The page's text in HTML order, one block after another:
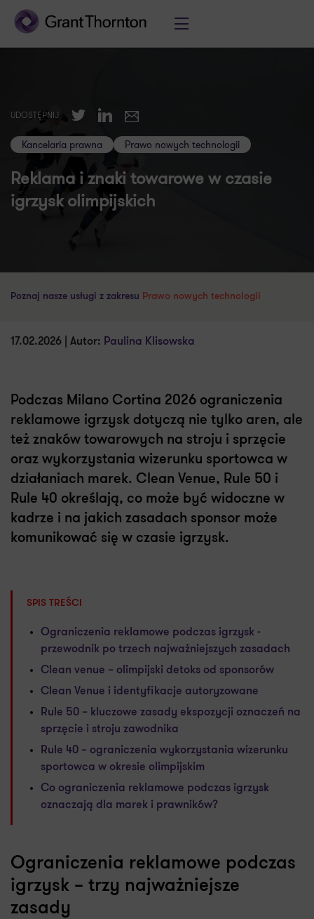
UDOSTĘPNIJ TwitterLinkedIn
E-mail
Kancelaria prawna Prawo nowych technologii
Reklama i znaki towarowe w czasie
igrzysk olimpijskich
Poznaj nasze usługi z zakresu Prawo nowych technologii
17.02.2026 | Autor: Paulina Klisowska
Podczas Milano Cortina 2026 ograniczenia
reklamowe igrzysk dotyczą nie tylko aren, ale
też znaków towarowych na stroju i sprzęcie
oraz wykorzystania wizerunku sportowca w
działaniach marek. Clean Venue, Rule 50 i
Rule 40 określają, co może być widoczne w
kadrze i na jakich zasadach sponsor może
komunikować się w czasie igrzysk.
SPIS TREŚCI
Ograniczenia reklamowe podczas igrzysk -
przewodnik po trzech najważniejszych zasadach
Clean venue – olimpijski detoks od sponsorów
Clean Venue i identyfikacje autoryzowane
Rule 50 – kluczowe zasady ekspozycji oznaczeń na
sprzęcie i stroju zawodnika
Rule 40 – ograniczenia wykorzystania wizerunku
sportowca w okresie olimpijskim
Co ograniczenia reklamowe podczas igrzysk
oznaczają dla marek i prawników?
Ograniczenia reklamowe podczas
igrzysk – trzy najważniejsze
zasady